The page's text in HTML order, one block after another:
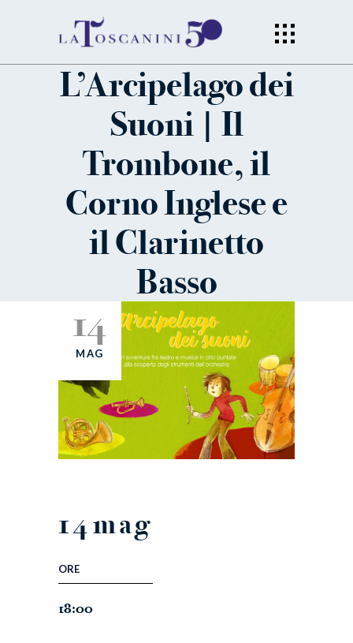
L’Arcipelago dei
Suoni | Il
Trombone, il
Corno Inglese e
il Clarinetto
Basso
14
MAG
14mag
ORE
18:00